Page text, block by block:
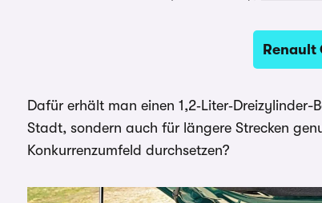
Renault
Dafür erhält man einen
Stadt, sondern auch für längere Strecken
Konkurrenzumfeld durchsetzen?